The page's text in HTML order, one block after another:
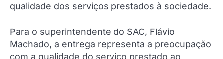
qualidade dos serviços prestados à sociedade.
Para o superintendente do SAC, Flávio
Machado, a entrega representa a preocupação
com a qualidade do serviço prestado ao